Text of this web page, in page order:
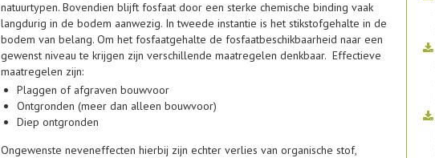
natuurtypen. Bovendien blijft fosfaat door een sterke chemische binding vaak
langdurig in de bodem aanwezig. In tweede instantie is het stikstofgehalte in de
bodem van belang. Om het fosfaatgehalte de fosfaatbeschikbaarheid naar een
gewenst niveau te krijgen zijn verschillende maatregelen denkbaar. Effectieve
maatregelen zijn:
Plaggen of afgraven bouwvoor
Ontgronden (meer dan alleen bouwvoor)
Diep ontgronden
Ongewenste neveneffecten hierbij zijn echter verlies van organische stof,